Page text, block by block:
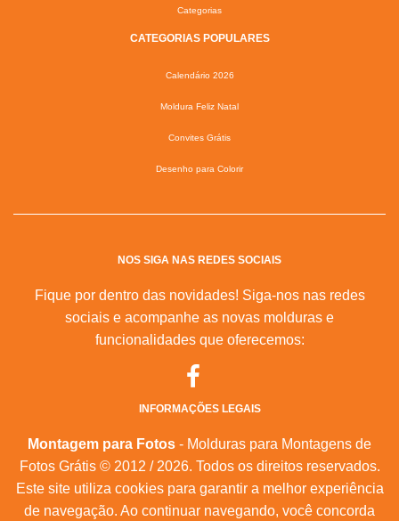
Categorias
CATEGORIAS POPULARES
Calendário 2026
Moldura Feliz Natal
Convites Grátis
Desenho para Colorir
NOS SIGA NAS REDES SOCIAIS
Fique por dentro das novidades! Siga-nos nas redes
sociais e acompanhe as novas molduras e
funcionalidades que oferecemos:
INFORMAÇÕES LEGAIS
Montagem para Fotos - Molduras para Montagens de
Fotos Grátis © 2012 / 2026. Todos os direitos reservados.
Este site utiliza cookies para garantir a melhor experiência
de navegação. Ao continuar navegando, você concorda